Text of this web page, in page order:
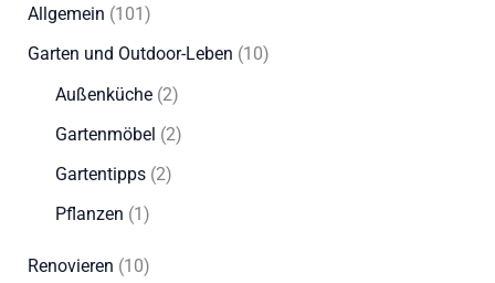
Allgemein (101)
Garten und Outdoor-Leben (10)
Außenküche(2)
Gartenmöbel (2)
Gartentipps(2)
Pflanzen (1)
Renovieren (10)